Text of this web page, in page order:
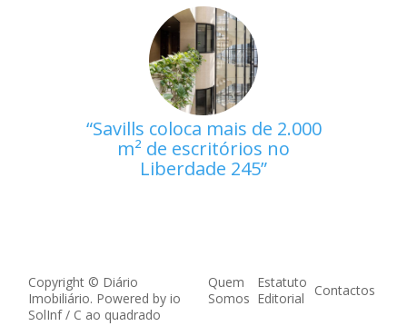
Savills coloca mais de 2.000
m² de escritórios no
Liberdade 245
Copyright © Diário
Imobiliário. Powered by io
SolInf/ C ao quadrado
Quem
Somos
Estatuto
Editorial
Contactos